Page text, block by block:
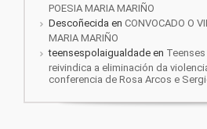
POESIA MARIA MARIÑO
Descoñecida en CONVOCADO O
MARIA MARIÑO
teensespolaigualdade en
reivindica a eliminación da
conferencia de Rosa Arcos e